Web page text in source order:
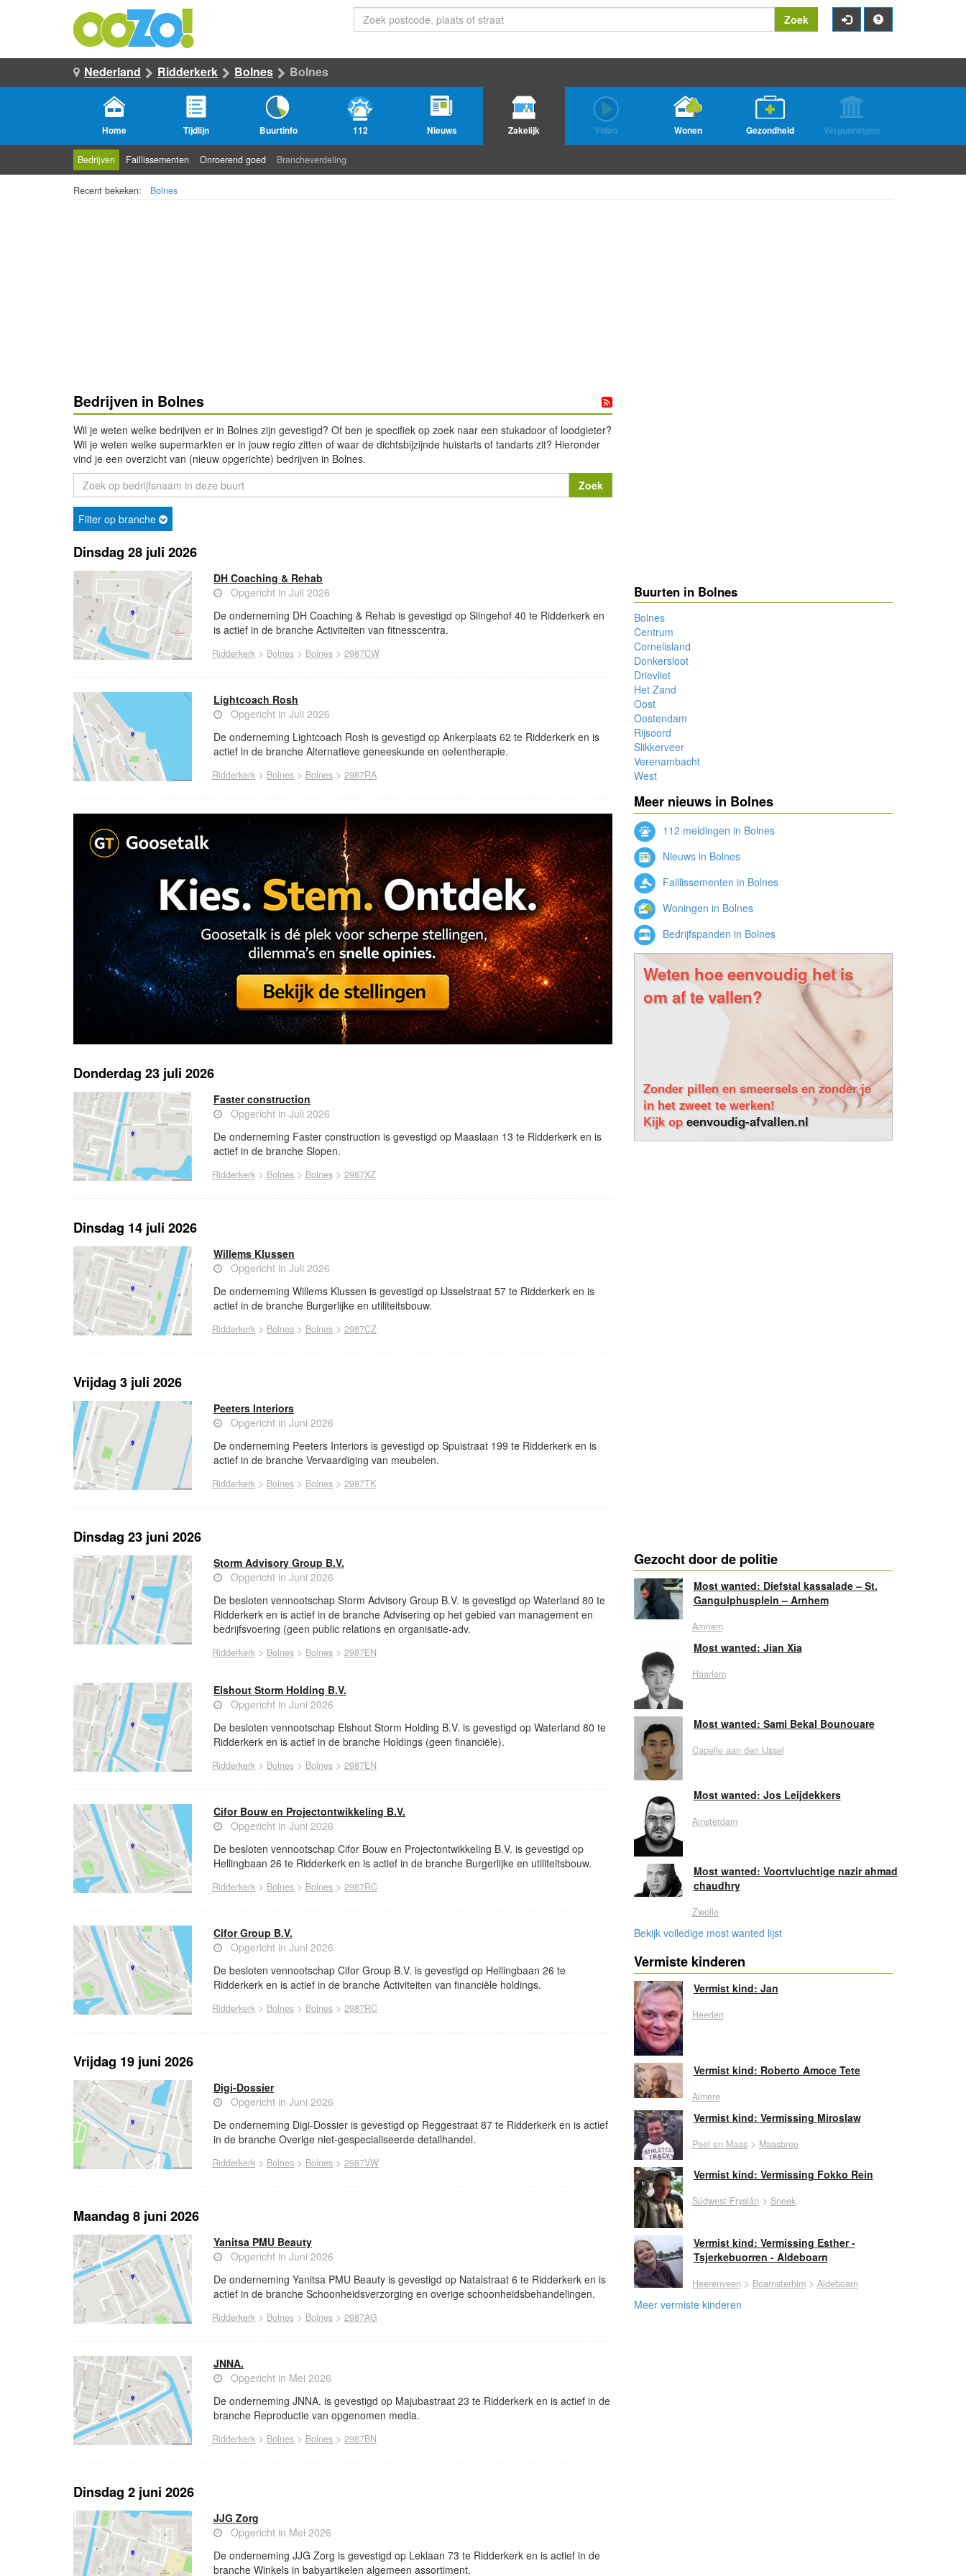
Zoek
Nederland Ridderkerk Bolnes Bolnes
Home Tijdlijn Buurtinfo 112 Nieuws Zakelijk Video Wonen Gezondheid Vergunningen
Bedrijven Faillissementen Onroerend goed Brancheverdeling
Recent bekeken: Bolnes
Bedrijven in Bolnes
Wil je weten welke bedrijven er in Bolnes zijn gevestigd? Of ben je specifiek op zoek naar een stukadoor of loodgieter?
Wil je weten welke supermarkten er in jouw regio zitten of waar de dichtsbijzijnde huistarts of tandarts zit? Hieronder
vind je een overzicht van (nieuw opgerichte) bedrijven in Bolnes.
Filter op branche
Dinsdag 28 juli 2026
DH Coaching & Rehab
Opgericht in Juli 2026
De onderneming DH Coaching & Rehab is gevestigd op Slingehof 40 te Ridderkerk en
is actief in de branche Activiteiten van fitnesscentra.
Ridderkerk > Bolnes > Bolnes > 2987CW
Lightcoach Rosh
Opgericht in Juli 2026
De onderneming Lightcoach Rosh is gevestigd op Ankerplaats 62 te Ridderkerk en is
actief in de branche Alternatieve geneeskunde en oefentherapie.
Ridderkerk > Bolnes > Bolnes > 2987RA
Donderdag 23 juli 2026
Faster construction
Opgericht in Juli 2026
De onderneming Faster construction is gevestigd op Maaslaan 13 te Ridderkerk en is
actief in de branche Slopen.
Ridderkerk > Bolnes > Bolnes > 2987XZ
Dinsdag 14 juli 2026
Willems Klussen
Opgericht in Juli 2026
De onderneming Willems Klussen is gevestigd op IJsselstraat 57 te Ridderkerk en is
actief in de branche Burgerlijke en utiliteitsbouw.
Ridderkerk > Bolnes > Bolnes > 2987CZ
Vrijdag 3 juli 2026
Peeters Interiors
Opgericht in Juni 2026
De onderneming Peeters Interiors is gevestigd op Spuistraat 199 te Ridderkerk en is
actief in de branche Vervaardiging van meubelen.
Ridderkerk > Bolnes > Bolnes > 2987TK
Dinsdag 23 juni 2026
Storm Advisory Group B.V.
Opgericht in Juni 2026
De besloten vennootschap Storm Advisory Group B.V. is gevestigd op Waterland 80 te
Ridderkerk en is actief in de branche Advisering op het gebied van management en
bedrijfsvoering (geen public relations en organisatie-adv.
Ridderkerk > Bolnes > Bolnes > 2987EN
Elshout Storm Holding B.V.
Opgericht in Juni 2026
De besloten vennootschap Elshout Storm Holding B.V. is gevestigd op Waterland 80 te
Ridderkerk en is actief in de branche Holdings (geen financiële).
Ridderkerk > Bolnes > Bolnes > 2987EN
Cifor Bouw en Projectontwikkeling B.V.
Opgericht in Juni 2026
De besloten vennootschap Cifor Bouw en Projectontwikkeling B.V. is gevestigd op
Hellingbaan 26 te Ridderkerk en is actief in de branche Burgerlijke en utiliteitsbouw.
Ridderkerk > Bolnes > Bolnes > 2987RC
Cifor Group B.V.
Opgericht in Juni 2026
De besloten vennootschap Cifor Group B.V. is gevestigd op Hellingbaan 26 te
Ridderkerk en is actief in de branche Activiteiten van financiële holdings.
Ridderkerk > Bolnes > Bolnes > 2987RC
Vrijdag 19 juni 2026
Digi-Dossier
Opgericht in Juni 2026
De onderneming Digi-Dossier is gevestigd op Reggestraat 87 te Ridderkerk en is actief
in de branche Overige niet-gespecialiseerde detailhandel.
Ridderkerk > Bolnes > Bolnes > 2987VW
Maandag 8 juni 2026
Yanitsa PMU Beauty
Opgericht in Juni 2026
De onderneming Yanitsa PMU Beauty is gevestigd op Natalstraat 6 te Ridderkerk en is
actief in de branche Schoonheidsverzorging en overige schoonheidsbehandelingen.
Ridderkerk > Bolnes > Bolnes > 2987AG
JNNA.
Opgericht in Mei 2026
De onderneming JNNA. is gevestigd op Majubastraat 23 te Ridderkerk en is actief in de
branche Reproductie van opgenomen media.
Ridderkerk > Bolnes > Bolnes > 2987BN
Dinsdag 2 juni 2026
JJG Zorg
Opgericht in Mei 2026
De onderneming JJG Zorg is gevestigd op Leklaan 73 te Ridderkerk en is actief in de
branche Winkels in babyartikelen algemeen assortiment.
Buurten in Bolnes
Bolnes
Centrum
Cornelisland
Donkersloot
Drievliet
Het Zand
Oost
Oostendam
Rijsoord
Slikkerveer
Verenambacht
West
Meer nieuws in Bolnes
112 meldingen in Bolnes
Nieuws in Bolnes
Faillissementen in Bolnes
Woningen in Bolnes
Bedrijfspanden in Bolnes
Weten hoe eenvoudig het is
om af te vallen?
Zonder pillen en smeersels en zonder je
in het zweet te werken!
Kijk opeenvoudig-afvallen.nl
Gezocht door de politie
Most wanted: Diefstal kassalade – St.
Gangulphusplein – Arnhem
Arnhem
Most wanted: Jian Xia
Haarlem
Most wanted: Sami Bekal Bounouare
Capelle aan den IJssel
Most wanted: Jos Leijdekkers
Amsterdam
Most wanted: Voortvluchtige nazir ahmad
chaudhry
Zwolle
Bekijk volledige most wanted lijst
Vermiste kinderen
Vermist kind: Jan
Heerlen
Vermist kind: Roberto Amoce Tete
Almere
Vermist kind: Vermissing Miroslaw
Peel en Maas> Maasbree
Vermist kind: Vermissing Fokko Rein
Súdwest-Fryslân > Sneek
Vermist kind: Vermissing Esther -
Tsjerkebuorren - Aldeboarn
Heerenveen > Boarnsterhim> Aldeboarn
Meer vermiste kinderen